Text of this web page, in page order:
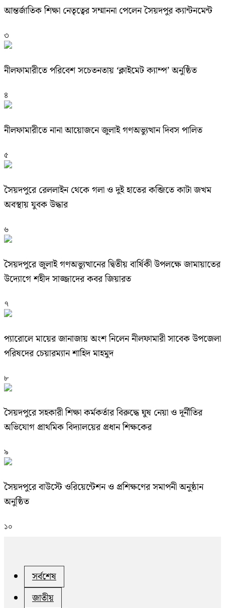
আন্তর্জাতিক শিক্ষা নেতৃত্বের সম্মাননা পেলেন সৈয়দপুর ক্যান্টনমেন্ট
৩
নীলফামারীতে পরিবেশ সচেতনতায় ‘ক্লাইমেট ক্যাম্প’ অনুষ্ঠিত
৪
নীলফামারীতে নানা আয়োজনে জুলাই গণঅভ্যুত্থান দিবস পালিত
৫
সৈয়দপুরে রেললাইন থেকে গলা ও দুই হাতের কব্জিতে কাটা জখম
অবস্থায় যুবক উদ্ধার
৬
সৈয়দপুরে জুলাই গণঅভ্যুত্থানের দ্বিতীয় বার্ষিকী উপলক্ষে জামায়াতের
উদ্যোগে শহীদ সাজ্জাদের কবর জিয়ারত
৭
প্যারোলে মায়ের জানাজায় অংশ নিলেন নীলফামারী সাবেক উপজেলা
পরিষদের চেয়ারম্যান শাহিদ মাহমুদ
৮
সৈয়দপুরে সহকারী শিক্ষা কর্মকর্তার বিরুদ্ধে ঘুষ নেয়া ও দূর্নীতির
অভিযোগ প্রাথমিক বিদ্যালয়ের প্রধান শিক্ষকের
৯
সৈয়দপুরে বাউস্টে ওরিয়েন্টেশন ও প্রশিক্ষণের সমাপনী অনুষ্ঠান
অনুষ্ঠিত
১০
সর্বশেষ
জাতীয়